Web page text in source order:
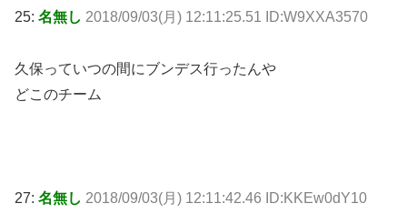
25: 名無し 2018/09/03(月) 12:11:25.51 ID:W9XXA3570
久保っていつの間にブンデス行ったんや
どこのチーム
27: 名無し 2018/09/03(月) 12:11:42.46 ID:KKEw0dY10